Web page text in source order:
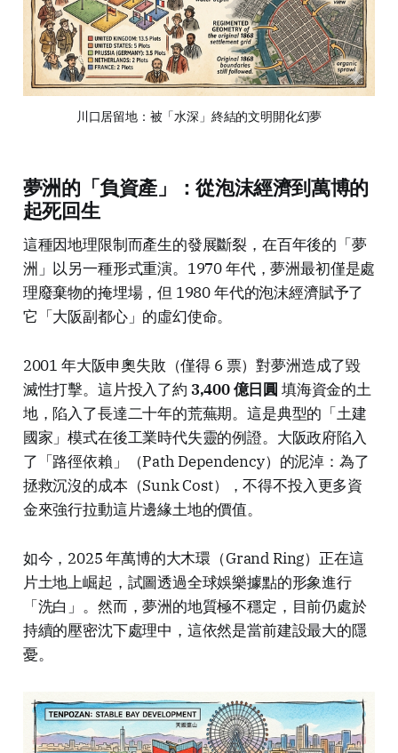
川口居留地：被「水深」終結的文明開化幻夢
夢洲的「負資產」：從泡沫經濟到萬博的
起死回生
這種因地理限制而產生的發展斷裂，在百年後的「夢
洲」以另一種形式重演。1970 年代，夢洲最初僅是處
理廢棄物的掩埋場，但 1980 年代的泡沫經濟賦予了
它「大阪副都心」的虛幻使命。
2001 年大阪申奧失敗（僅得 6 票）對夢洲造成了毀
滅性打擊。這片投入了約 3,400 億日圓 填海資金的土
地，陷入了長達二十年的荒蕪期。這是典型的「土建
國家」模式在後工業時代失靈的例證。大阪政府陷入
了「路徑依賴」（Path Dependency）的泥淖：為了
拯救沉沒的成本（Sunk Cost），不得不投入更多資
金來強行拉動這片邊緣土地的價值。
如今，2025 年萬博的大木環（Grand Ring）正在這
片土地上崛起，試圖透過全球娛樂據點的形象進行
「洗白」。然而，夢洲的地質極不穩定，目前仍處於
持續的壓密沈下處理中，這依然是當前建設最大的隱
憂。